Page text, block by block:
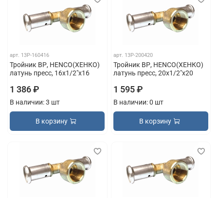
арт. 13P-160416
Тройник ВР, HENCO(ХЕНКО)
латунь пресс, 16x1/2"x16
1 386 ₽
В наличии: 3 шт
В корзину
арт. 13P-200420
Тройник ВР, HENCO(ХЕНКО)
латунь пресс, 20x1/2"x20
1 595 ₽
В наличии: 0 шт
В корзину